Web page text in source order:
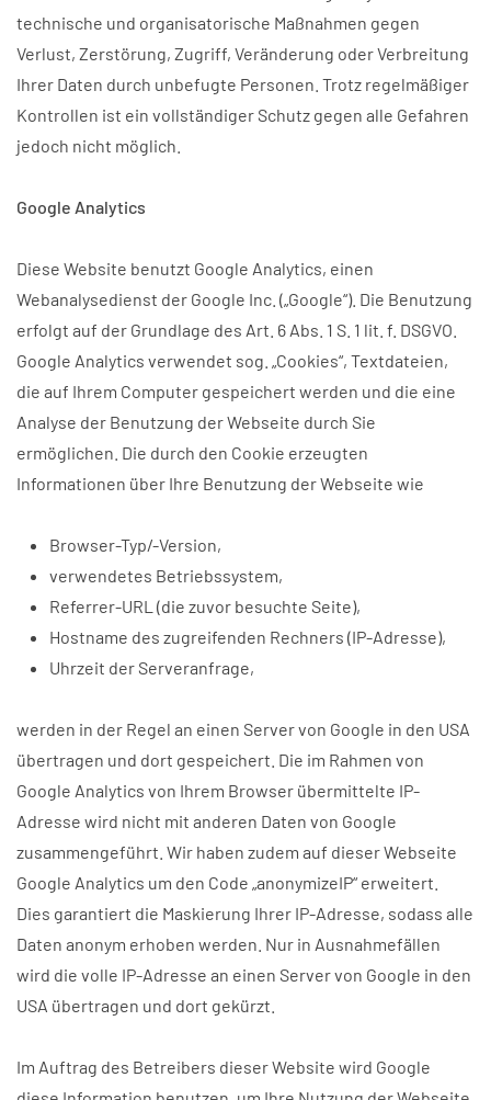
technische und organisatorische Maßnahmen gegen
Verlust, Zerstörung, Zugriff, Veränderung oder Verbreitung
Ihrer Daten durch unbefugte Personen. Trotz regelmäßiger
Kontrollen ist ein vollständiger Schutz gegen alle Gefahren
jedoch nicht möglich.
Google Analytics
Diese Website benutzt Google Analytics, einen
Webanalysedienst der Google Inc. („Google“). Die Benutzung
erfolgt auf der Grundlage des Art. 6 Abs. 1 S. 1 lit. f. DSGVO.
Google Analytics verwendet sog. „Cookies“, Textdateien,
die auf Ihrem Computer gespeichert werden und die eine
Analyse der Benutzung der Webseite durch Sie
ermöglichen. Die durch den Cookie erzeugten
Informationen über Ihre Benutzung der Webseite wie
Browser-Typ/-Version,
verwendetes Betriebssystem,
Referrer-URL (die zuvor besuchte Seite),
Hostname des zugreifenden Rechners (IP-Adresse),
Uhrzeit der Serveranfrage,
werden in der Regel an einen Server von Google in den USA
übertragen und dort gespeichert. Die im Rahmen von
Google Analytics von Ihrem Browser übermittelte IP-
Adresse wird nicht mit anderen Daten von Google
zusammengeführt. Wir haben zudem auf dieser Webseite
Google Analytics um den Code „anonymizeIP“ erweitert.
Dies garantiert die Maskierung Ihrer IP-Adresse, sodass alle
Daten anonym erhoben werden. Nur in Ausnahmefällen
wird die volle IP-Adresse an einen Server von Google in den
USA übertragen und dort gekürzt.
Im Auftrag des Betreibers dieser Website wird Google